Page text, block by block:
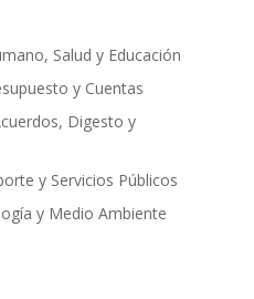
Salud y Educación
y Cuentas
Digesto y
y Servicios Públicos
y Medio Ambiente